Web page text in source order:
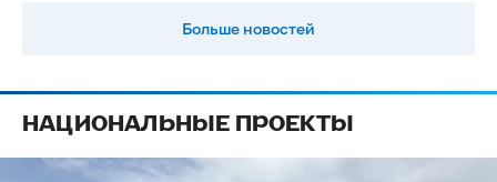
Больше новостей
НАЦИОНАЛЬНЫЕ ПРОЕКТЫ